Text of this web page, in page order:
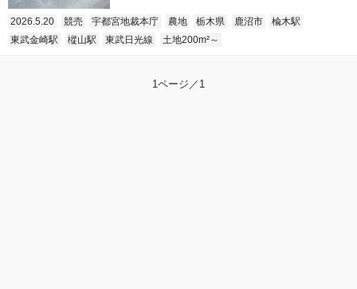
2026.5.20 競売 宇都宮地裁本庁 農地 栃木県 鹿沼市
楡木駅
東武金崎駅
樅山駅 東武日光線 土地200m²～
1ページ／1